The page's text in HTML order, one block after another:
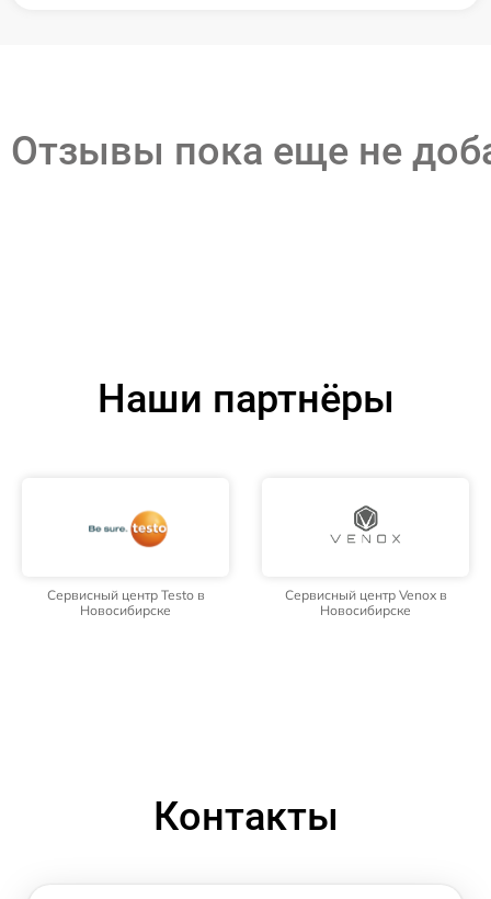
Отзывы пока еще не
Наши партнёры
Сервисный центр Testo в
Новосибирске
Сервисный центр Venox в
Новосибирске
Контакты